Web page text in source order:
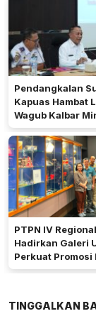
Pendangkalan
Kapuas Hambat
Wagub Kalbar
Pengerukan
PTPN IV
Hadirkan Galeri
Perkuat Promosi
Mitra Binaan
TINGGALKAN